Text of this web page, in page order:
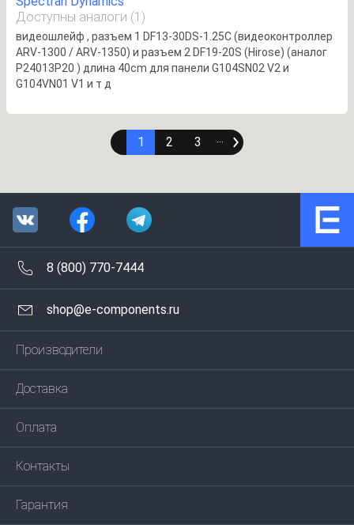
Доступны аналоги (1)
видеошлейф , разъем 1 DF13-30DS-1.25C (видеоконтроллер
ARV-1300 / ARV-1350) и разъем 2 DF19-20S (Hirose) (аналог
P24013P20 ) длина 40cm для панели G104SN02 V2 и
G104VN01 V1 и т д
1 2 3 ∙∙∙
8 (800) 770-7444
shop@e-components.ru
Производители
Доставка
Оплата
Контакты
Гарантия